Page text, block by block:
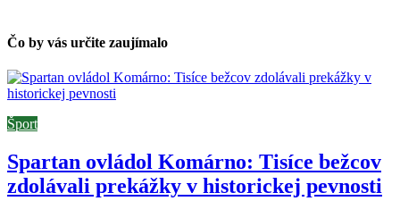
Čo by vás určite zaujímalo
Šport
Spartan ovládol Komárno: Tisíce bežcov
zdolávali prekážky v historickej pevnosti